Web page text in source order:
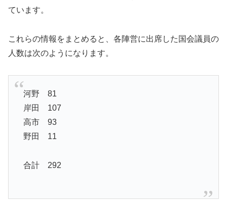
ています。
これらの情報をまとめると、各陣営に出席した国会議員の
人数は次のようになります。
河野 81
岸田 107
高市 93
野田 11
合計 292